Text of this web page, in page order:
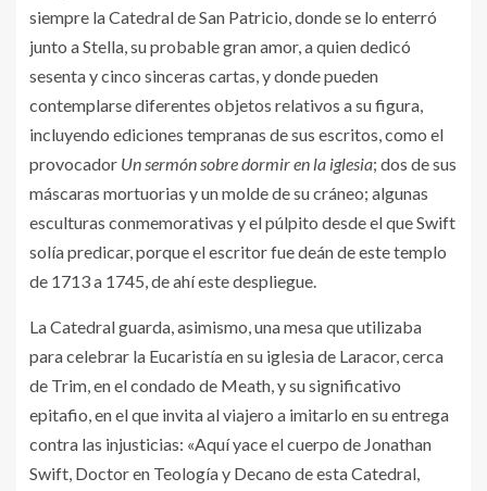
siempre la Catedral de San Patricio, donde se lo enterró
junto a Stella, su probable gran amor, a quien dedicó
sesenta y cinco sinceras cartas, y donde pueden
contemplarse diferentes objetos relativos a su figura,
incluyendo ediciones tempranas de sus escritos, como el
provocador Un sermón sobre dormir en la iglesia; dos de sus
máscaras mortuorias y un molde de su cráneo; algunas
esculturas conmemorativas y el púlpito desde el que Swift
solía predicar, porque el escritor fue deán de este templo
de 1713 a 1745, de ahí este despliegue.
La Catedral guarda, asimismo, una mesa que utilizaba
para celebrar la Eucaristía en su iglesia de Laracor, cerca
de Trim, en el condado de Meath, y su significativo
epitafio, en el que invita al viajero a imitarlo en su entrega
contra las injusticias: «Aquí yace el cuerpo de Jonathan
Swift, Doctor en Teología y Decano de esta Catedral,